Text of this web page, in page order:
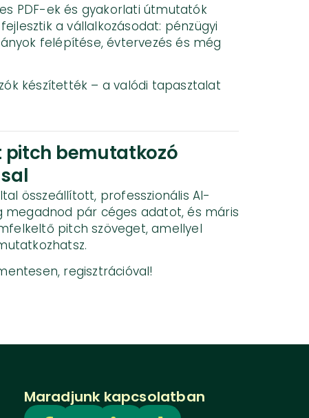
PDF-ek és gyakorlati útmutatók
a vállalkozásodat: pénzügyi
felépítése, évtervezés és még
készítették – a valódi tapasztalat
pitch bemutatkozó
összeállított, professzionális AI-
pár céges adatot, és máris
pitch szöveget, amellyel
regisztrációval!
Maradjunk kapcsolatban